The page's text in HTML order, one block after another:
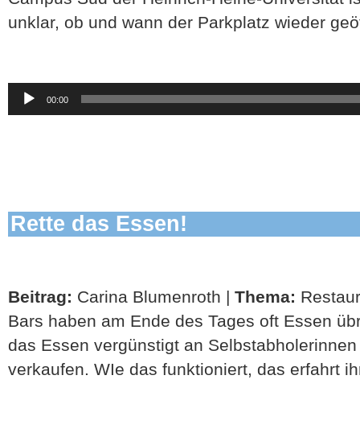
unklar, ob und wann der Parkplatz wieder
Audio-
Player
00:00
Rette das Essen!
Beitrag: Carina Blumenroth | Thema:
Bars haben am Ende des Tages oft Essen
das Essen vergünstigt an
verkaufen. WIe das funktioniert, das erfahrt